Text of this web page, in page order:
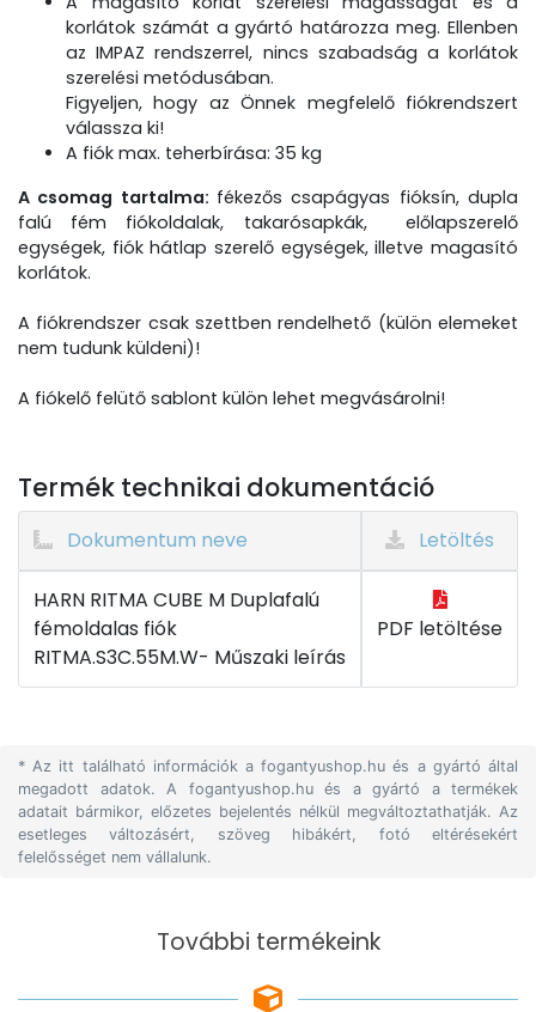
korlátok számát a gyártó határozza meg. Ellenben
az IMPAZ rendszerrel, nincs szabadság a korlátok
szerelési metódusában.
Figyeljen, hogy az Önnek megfelelő fiókrendszert
válassza ki!
A fiók max. teherbírása: 35 kg
A csomag tartalma: fékezős csapágyas fióksín, dupla
falú fém fiókoldalak, takarósapkák, előlapszerelő
egységek, fiók hátlap szerelő egységek, illetve magasító
korlátok.
A fiókrendszer csak szettben rendelhető (külön elemeket
nem tudunk küldeni)!
A fiókelő felütő sablont külön lehet megvásárolni!
Termék technikai dokumentáció
Dokumentum neve Letöltés
HARN RITMA CUBE M Duplafalú
fémoldalas fiók
RITMA.S3C.55M.W- Műszaki leírás
PDF letöltése
* Az itt található információk a fogantyushop.hu és a gyártó által
megadott adatok. A fogantyushop.hu és a gyártó a termékek
adatait bármikor, előzetes bejelentés nélkül megváltoztathatják. Az
esetleges változásért, szöveg hibákért, fotó eltérésekért
felelősséget nem vállalunk.
További termékeink